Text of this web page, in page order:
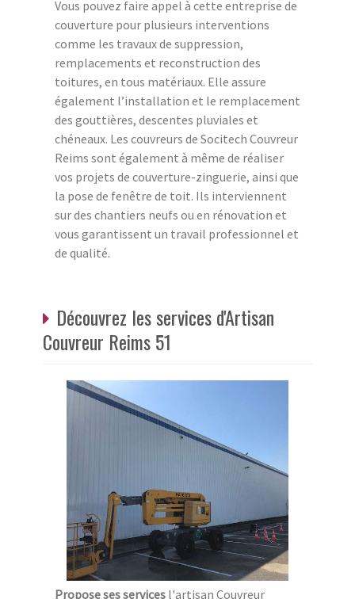
Vous pouvez faire appel à cette entreprise de
couverture pour plusieurs interventions
comme les travaux de suppression,
remplacements et reconstruction des
toitures, en tous matériaux. Elle assure
également l’installation et le remplacement
des gouttières, descentes pluviales et
chéneaux. Les couvreurs de Socitech Couvreur
Reims sont également à même de réaliser
vos projets de couverture-zinguerie, ainsi que
la pose de fenêtre de toit. Ils interviennent
sur des chantiers neufs ou en rénovation et
vous garantissent un travail professionnel et
de qualité.
Découvrez les services d'Artisan
Couvreur Reims 51
Propose ses services l'artisan Couvreur